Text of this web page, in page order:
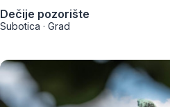
Dečije pozorište
Subotica · Grad